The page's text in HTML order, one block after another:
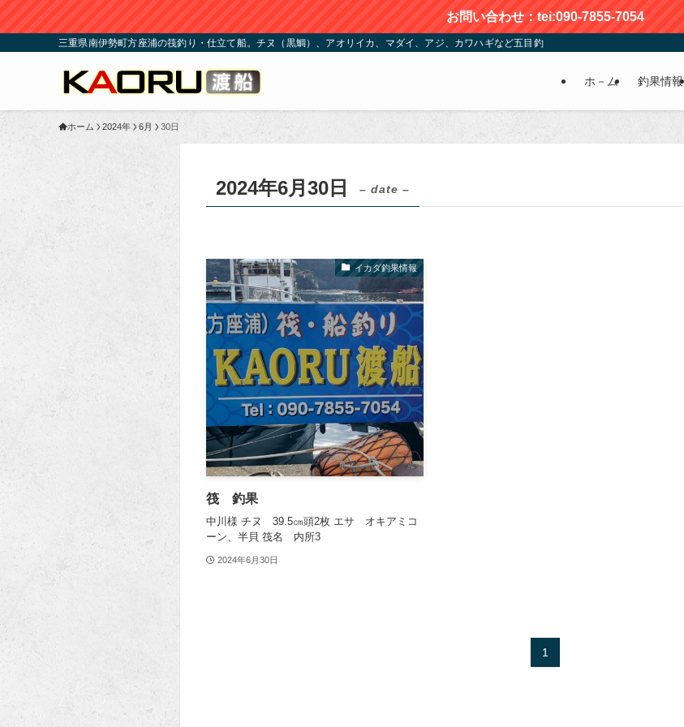
お問い合わせ：tei:090-7855-7054
三重県南伊勢町方座浦の筏釣り・仕立て船。チヌ（黒鯛）、アオリイカ、マダイ、アジ、カワハギなど五目釣りが楽しめる | かおる渡船
ホ－ム 釣果情報
ホーム 2024年 6月 30日
2024年6月30日 – date –
イカダ釣果情報
筏 釣果
中川様 チヌ 39.5㎝頭2枚 エサ オキアミコ
ーン、半貝 筏名 内所3
2024年6月30日
1